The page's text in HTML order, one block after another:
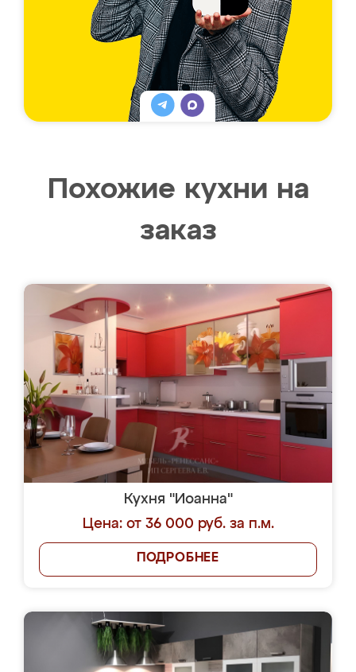
Похожие кухни на
заказ
Кухня "Иоанна"
Цена: от 36 000 руб. за п.м.
ПОДРОБНЕЕ